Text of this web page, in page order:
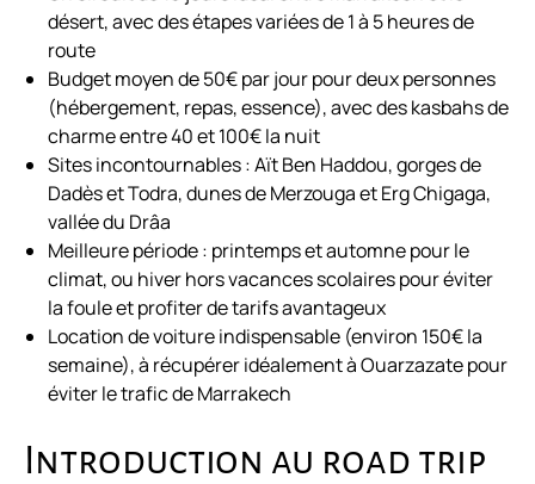
désert, avec des étapes variées de 1 à 5 heures de
route
Budget moyen de 50€ par jour pour deux personnes
(hébergement, repas, essence), avec des kasbahs de
charme entre 40 et 100€ la nuit
Sites incontournables : Aït Ben Haddou, gorges de
Dadès et Todra, dunes de Merzouga et Erg Chigaga,
vallée du Drâa
Meilleure période : printemps et automne pour le
climat, ou hiver hors vacances scolaires pour éviter
la foule et profiter de tarifs avantageux
Location de voiture indispensable (environ 150€ la
semaine), à récupérer idéalement à Ouarzazate pour
éviter le trafic de Marrakech
Introduction au road trip